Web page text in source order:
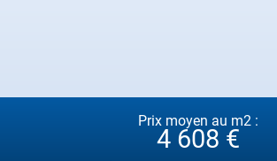
Prix moyen au m2 :
4 608 €